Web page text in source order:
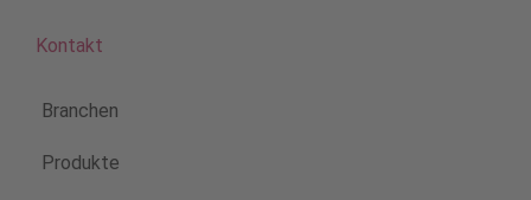
Kontakt
Branchen
Produkte